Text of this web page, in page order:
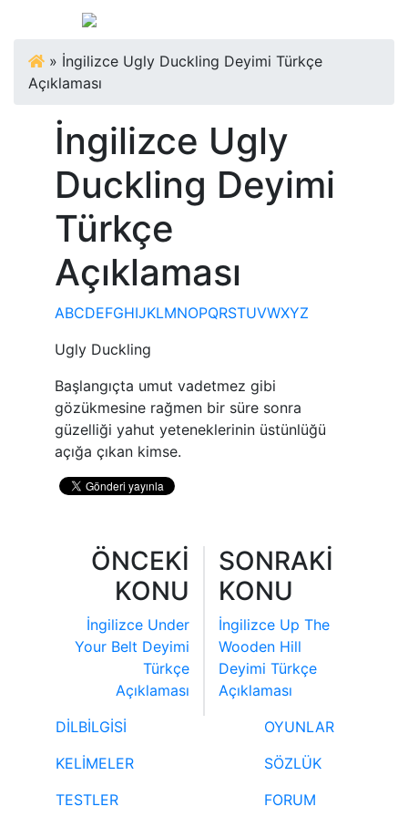
» İngilizce Ugly Duckling Deyimi Türkçe
Açıklaması
İngilizce Ugly
Duckling Deyimi
Türkçe
Açıklaması
ABCDEFGHIJKLMNOPQRSTUVWXYZ
Ugly Duckling
Başlangıçta umut vadetmez gibi
gözükmesine rağmen bir süre sonra
güzelliği yahut yeteneklerinin üstünlüğü
açığa çıkan kimse.
ÖNCEKİ
KONU
İngilizce Under
Your Belt Deyimi
Türkçe
Açıklaması
SONRAKİ
KONU
İngilizce Up The
Wooden Hill
Deyimi Türkçe
Açıklaması
DİLBİLGİSİ
KELİMELER
TESTLER
OYUNLAR
SÖZLÜK
FORUM